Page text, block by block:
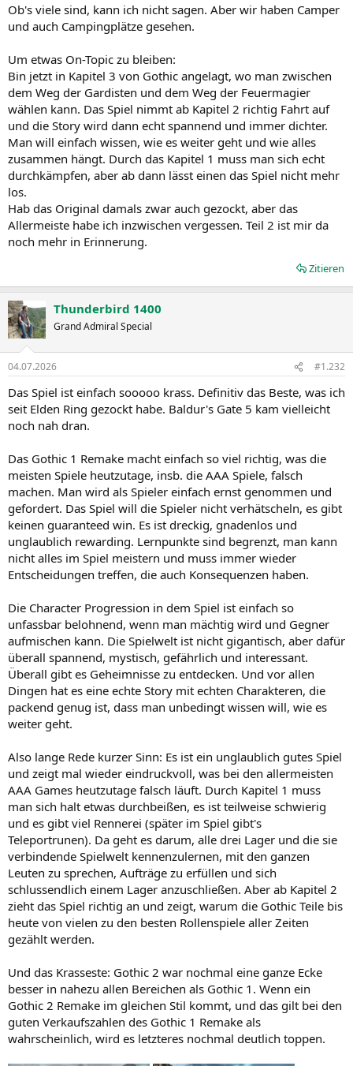
Ob's viele sind, kann ich nicht sagen. Aber wir haben Camper
und auch Campingplätze gesehen.
Um etwas On-Topic zu bleiben:
Bin jetzt in Kapitel 3 von Gothic angelagt, wo man zwischen
dem Weg der Gardisten und dem Weg der Feuermagier
wählen kann. Das Spiel nimmt ab Kapitel 2 richtig Fahrt auf
und die Story wird dann echt spannend und immer dichter.
Man will einfach wissen, wie es weiter geht und wie alles
zusammen hängt. Durch das Kapitel 1 muss man sich echt
durchkämpfen, aber ab dann lässt einen das Spiel nicht mehr
los.
Hab das Original damals zwar auch gezockt, aber das
Allermeiste habe ich inzwischen vergessen. Teil 2 ist mir da
noch mehr in Erinnerung.
Zitieren
Thunderbird 1400
Grand Admiral Special
04.07.2026 #1.232
Das Spiel ist einfach sooooo krass. Definitiv das Beste, was ich
seit Elden Ring gezockt habe. Baldur's Gate 5 kam vielleicht
noch nah dran.
Das Gothic 1 Remake macht einfach so viel richtig, was die
meisten Spiele heutzutage, insb. die AAA Spiele, falsch
machen. Man wird als Spieler einfach ernst genommen und
gefordert. Das Spiel will die Spieler nicht verhätscheln, es gibt
keinen guaranteed win. Es ist dreckig, gnadenlos und
unglaublich rewarding. Lernpunkte sind begrenzt, man kann
nicht alles im Spiel meistern und muss immer wieder
Entscheidungen treffen, die auch Konsequenzen haben.
Die Character Progression in dem Spiel ist einfach so
unfassbar belohnend, wenn man mächtig wird und Gegner
aufmischen kann. Die Spielwelt ist nicht gigantisch, aber dafür
überall spannend, mystisch, gefährlich und interessant.
Überall gibt es Geheimnisse zu entdecken. Und vor allen
Dingen hat es eine echte Story mit echten Charakteren, die
packend genug ist, dass man unbedingt wissen will, wie es
weiter geht.
Also lange Rede kurzer Sinn: Es ist ein unglaublich gutes Spiel
und zeigt mal wieder eindruckvoll, was bei den allermeisten
AAA Games heutzutage falsch läuft. Durch Kapitel 1 muss
man sich halt etwas durchbeißen, es ist teilweise schwierig
und es gibt viel Rennerei (später im Spiel gibt's
Teleportrunen). Da geht es darum, alle drei Lager und die sie
verbindende Spielwelt kennenzulernen, mit den ganzen
Leuten zu sprechen, Aufträge zu erfüllen und sich
schlussendlich einem Lager anzuschließen. Aber ab Kapitel 2
zieht das Spiel richtig an und zeigt, warum die Gothic Teile bis
heute von vielen zu den besten Rollenspiele aller Zeiten
gezählt werden.
Und das Krasseste: Gothic 2 war nochmal eine ganze Ecke
besser in nahezu allen Bereichen als Gothic 1. Wenn ein
Gothic 2 Remake im gleichen Stil kommt, und das gilt bei den
guten Verkaufszahlen des Gothic 1 Remake als
wahrscheinlich, wird es letzteres nochmal deutlich toppen.